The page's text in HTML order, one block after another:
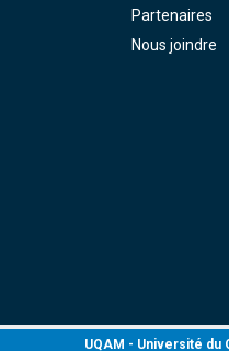
Partenaires
Nous joindre
UQAM - Université du